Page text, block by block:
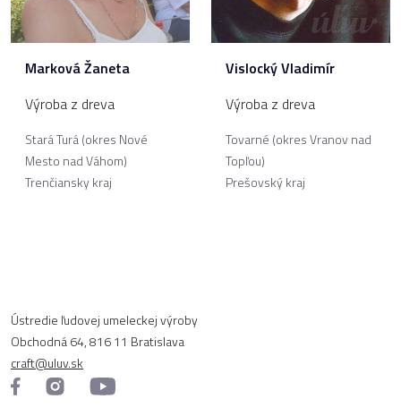
Marková Žaneta
Výroba z dreva
Stará Turá (okres Nové
Mesto nad Váhom)
Trenčiansky kraj
Vislocký Vladimír
Výroba z dreva
Tovarné (okres Vranov nad
Topľou)
Prešovský kraj
Ústredie ľudovej umeleckej výroby
Obchodná 64, 816 11 Bratislava
craft@uluv.sk